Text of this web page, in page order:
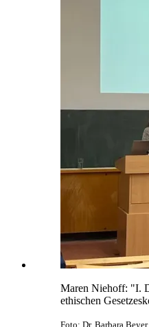
Maren Niehoff: "I.
ethischen
Foto: Dr. Barbara Beyer